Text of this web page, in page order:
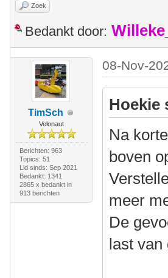
Zoek
Bedankt door:
TimSch
Velonaut
Berichten: 963
Topics: 51
Lid sinds: Sep 2021
Bedankt: 1341
2865 x bedankt in
913 berichten
08-Nov-
Hoekie
Na
boven
meer
De
last van